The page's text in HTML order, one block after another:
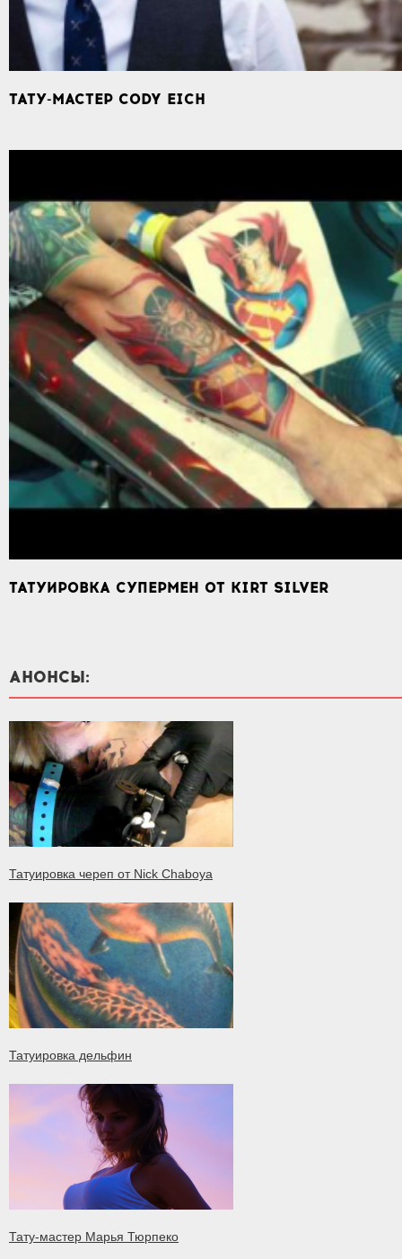
ТАТУ-МАСТЕР CODY EICH
ТАТУИРОВКА СУПЕРМЕН ОТ KIRT SILVER
АНОНСЫ:
Татуировка череп от Nick Chaboya
Татуировка дельфин
Тату-мастер Марья Тюрпеко